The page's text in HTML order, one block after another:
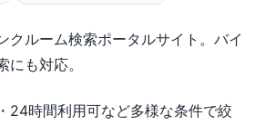
クルーム検索ポータルサイト。バイ
にも対応。
24時間利用可など多様な条件で絞